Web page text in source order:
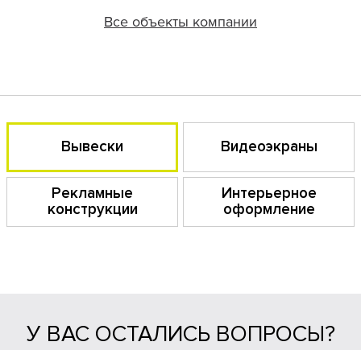
Все объекты компании
Вывески Видеоэкраны
Рекламные
конструкции
Интерьерное
оформление
У ВАС ОСТАЛИСЬ ВОПРОСЫ?